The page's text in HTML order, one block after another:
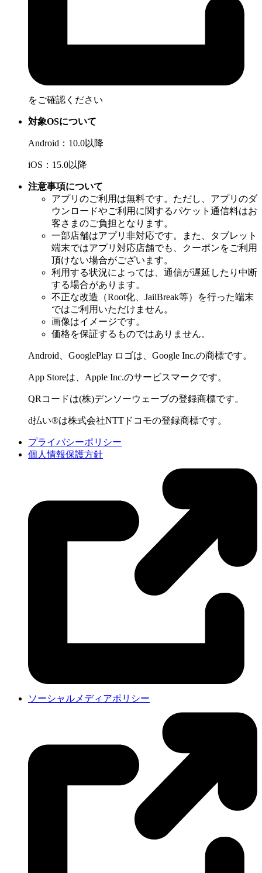
をご確認ください
対象OSについて
Android：10.0以降
iOS：15.0以降
注意事項について
アプリのご利用は無料です。ただし、アプリのダ
ウンロードやご利用に関するパケット通信料はお
客さまのご負担となります。
一部店舗はアプリ非対応です。また、タブレット
端末ではアプリ対応店舗でも、クーポンをご利用
頂けない場合がございます。
利用する状況によっては、通信が遅延したり中断
する場合があります。
不正な改造（Root化、JailBreak等）を行った端末
ではご利用いただけません。
画像はイメージです。
価格を保証するものではありません。
Android、GooglePlay ロゴは、Google Inc.の商標です。
App Storeは、Apple Inc.のサービスマークです。
QRコードは(株)デンソーウェーブの登録商標です。
d払い®は株式会社NTTドコモの登録商標です。
プライバシーポリシー
個人情報保護方針
ソーシャルメディアポリシー